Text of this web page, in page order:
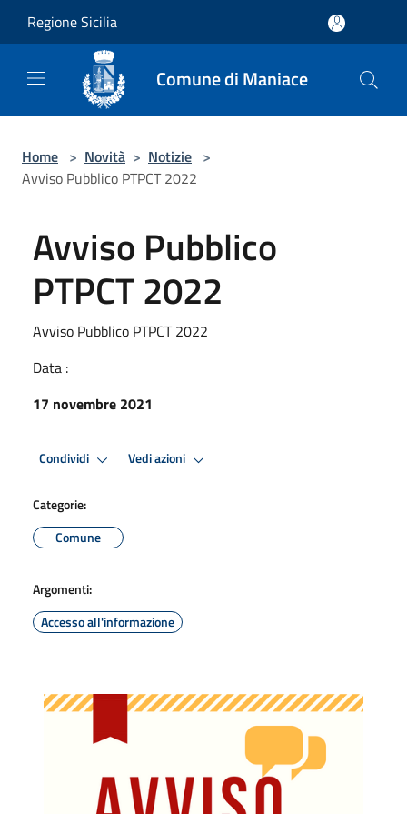
Regione Sicilia
Comune di Maniace
Home > Novità > Notizie >
Avviso Pubblico PTPCT 2022
Avviso Pubblico
PTPCT 2022
Avviso Pubblico PTPCT 2022
Data :
17 novembre 2021
Condividi Vedi azioni
Categorie:
Comune
Argomenti:
Accesso all'informazione